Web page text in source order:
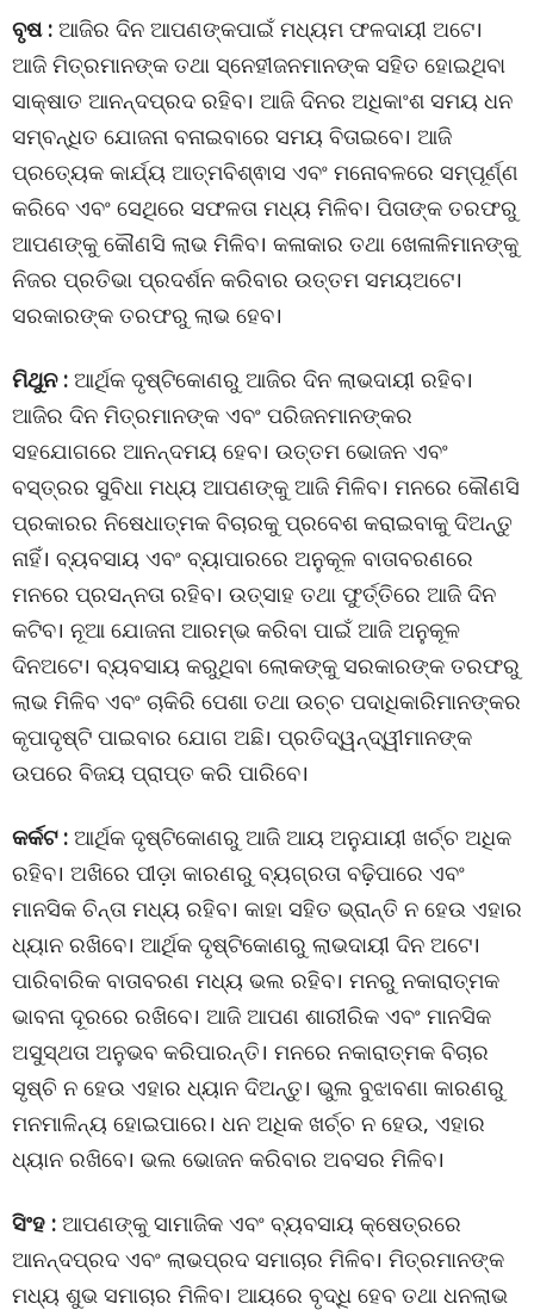
ବୃଷ : ଆଜିର ଦିନ ଆପଣଙ୍କପାଇଁ ମଧ୍ୟମ ଫଳଦାୟୀ ଅଟେ।
ଆଜି ମିତ୍ରମାନଙ୍କ ତଥା ସ୍ନେହୀଜନମାନଙ୍କ ସହିତ ହୋଇଥିବା
ସାକ୍ଷାତ ଆନନ୍ଦପ୍ରଦ ରହିବ। ଆଜି ଦିନର ଅଧିକାଂଶ ସମୟ ଧନ
ସମ୍ବନ୍ଧିତ ଯୋଜନା ବନାଇବାରେ ସମୟ ବିତାଇବେ। ଆଜି
ପ୍ରତ୍ୟେକ କାର୍ଯ୍ୟ ଆତ୍ମବିଶ୍ଵାସ ଏବଂ ମନୋବଳରେ ସମ୍ପୂର୍ଣ୍ଣ
କରିବେ ଏବଂ ସେଥିରେ ସଫଳତା ମଧ୍ୟ ମିଳିବ। ପିତାଙ୍କ ତରଫରୁ
ଆପଣଙ୍କୁ କୌଣସି ଲାଭ ମିଳିବ। କଳାକାର ତଥା ଖେଳାଳିମାନଙ୍କୁ
ନିଜର ପ୍ରତିଭା ପ୍ରଦର୍ଶନ କରିବାର ଉତ୍ତମ ସମୟଅଟେ।
ସରକାରଙ୍କ ତରଫରୁ ଲାଭ ହେବ।
ମିଥୁନ : ଆର୍ଥିକ ଦୃଷ୍ଟିକୋଣରୁ ଆଜିର ଦିନ ଲାଭଦାୟୀ ରହିବ।
ଆଜିର ଦିନ ମିତ୍ରମାନଙ୍କ ଏବଂ ପରିଜନମାନଙ୍କର
ସହଯୋଗରେ ଆନନ୍ଦମୟ ହେବ। ଉତ୍ତମ ଭୋଜନ ଏବଂ
ବସ୍ତ୍ରର ସୁବିଧା ମଧ୍ୟ ଆପଣଙ୍କୁ ଆଜି ମିଳିବ। ମନରେ କୌଣସି
ପ୍ରକାରର ନିଷେଧାତ୍ମକ ବିଚାରକୁ ପ୍ରବେଶ କରାଇବାକୁ ଦିଅନ୍ତୁ
ନାହିଁ। ବ୍ୟବସାୟ ଏବଂ ବ୍ୟାପାରରେ ଅନୁକୂଳ ବାତାବରଣରେ
ମନରେ ପ୍ରସନ୍ନତା ରହିବ। ଉତ୍ସାହ ତଥା ଫୁର୍ତ୍ତିରେ ଆଜି ଦିନ
କଟିବ। ନୂଆ ଯୋଜନା ଆରମ୍ଭ କରିବା ପାଇଁ ଆଜି ଅନୁକୂଳ
ଦିନଅଟେ। ବ୍ୟବସାୟ କରୁଥିବା ଲୋକଙ୍କୁ ସରକାରଙ୍କ ତରଫରୁ
ଲାଭ ମିଳିବ ଏବଂ ଚାକିରି ପେଶା ତଥା ଉଚ୍ଚ ପଦାଧିକାରିମାନଙ୍କର
କୃପାଦୃଷ୍ଟି ପାଇବାର ଯୋଗ ଅଛି। ପ୍ରତିଦ୍ୱନ୍ଦ୍ୱୀମାନଙ୍କ
ଉପରେ ବିଜୟ ପ୍ରାପ୍ତ କରି ପାରିବେ।
କର୍କଟ : ଆର୍ଥିକ ଦୃଷ୍ଟିକୋଣରୁ ଆଜି ଆୟ ଅନୁଯାୟୀ ଖର୍ଚ୍ଚ ଅଧିକ
ରହିବ। ଅଖିରେ ପୀଡ଼ା କାରଣରୁ ବ୍ୟଗ୍ରତା ବଢ଼ିପାରେ ଏବଂ
ମାନସିକ ଚିନ୍ତା ମଧ୍ୟ ରହିବ। କାହା ସହିତ ଭ୍ରାନ୍ତି ନ ହେଉ ଏହାର
ଧ୍ୟାନ ରଖିବେ। ଆର୍ଥିକ ଦୃଷ୍ଟିକୋଣରୁ ଲାଭଦାୟୀ ଦିନ ଅଟେ।
ପାରିବାରିକ ବାତାବରଣ ମଧ୍ୟ ଭଲ ରହିବ। ମନରୁ ନକାରାତ୍ମକ
ଭାବନା ଦୂରରେ ରଖିବେ। ଆଜି ଆପଣ ଶାରୀରିକ ଏବଂ ମାନସିକ
ଅସୁସ୍ଥତା ଅନୁଭବ କରିପାରନ୍ତି। ମନରେ ନକାରାତ୍ମକ ବିଚାର
ସୃଷ୍ଚି ନ ହେଉ ଏହାର ଧ୍ୟାନ ଦିଅନ୍ତୁ। ଭୁଲ ବୁଝାବଣା କାରଣରୁ
ମନମାଳିନ୍ୟ ହୋଇପାରେ। ଧନ ଅଧିକ ଖର୍ଚ୍ଚ ନ ହେଉ, ଏହାର
ଧ୍ୟାନ ରଖିବେ। ଭଲ ଭୋଜନ କରିବାର ଅବସର ମିଳିବ।
ସିଂହ : ଆପଣଙ୍କୁ ସାମାଜିକ ଏବଂ ବ୍ୟବସାୟ କ୍ଷେତ୍ରରେ
ଆନନ୍ଦପ୍ରଦ ଏବଂ ଲାଭପ୍ରଦ ସମାଚାର ମିଳିବ। ମିତ୍ରମାନଙ୍କ
ମଧ୍ୟ ଶୁଭ ସମାଚାର ମିଳିବ। ଆୟରେ ବୃଦ୍ଧି ହେବ ତଥା ଧନଲାଭ